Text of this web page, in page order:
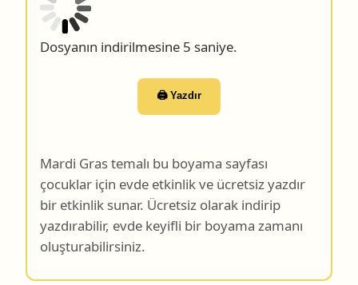
Dosyanın indirilmesine 4 saniye.
bir etkinlik sunar. Ücretsiz olarak indirip
yazdırabilir, evde keyifli bir boyama zamanı
oluşturabilirsiniz.